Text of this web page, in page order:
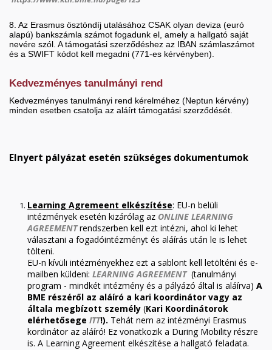
8. Az Erasmus ösztöndíj utalásához CSAK olyan deviza (euró
alapú) bankszámla számot fogadunk el, amely a hallgató saját
nevére szól. A támogatási szerződéshez az IBAN számlaszámot
és a SWIFT kódot kell megadni (771-es kérvényben).
Kedvezményes tanulmányi rend
Kedvezményes tanulmányi rend kérelméhez (Neptun kérvény)
minden esetben csatolja az aláírt támogatási szerződését.
Elnyert pályázat esetén szükséges dokumentumok
Learning Agremeent elkészítése: EU-n belüli
intézmények esetén kizárólag az ONLINE LEARNING
AGREEMENTrendszerben kell ezt intézni, ahol ki lehet
választani a fogadóintézményt és aláírás után le is lehet
tölteni.
EU-n kívüli intézményekhez ezt a sablont kell letölténi és e-
mailben küldeni: LEARNING AGREEMENT(tanulmányi
program - mindkét intézmény és a pályázó által is aláírva) A
BME részéről az aláíró a kari koordinátor vagy az
általa megbízott személy (Kari Koordinátorok
elérhetősege ITT!). Tehát nem az intézményi Erasmus
kordinátor az aláíró! Ez vonatkozik a During Mobility részre
is. A Learning Agreement elkészítése a hallgató feladata.